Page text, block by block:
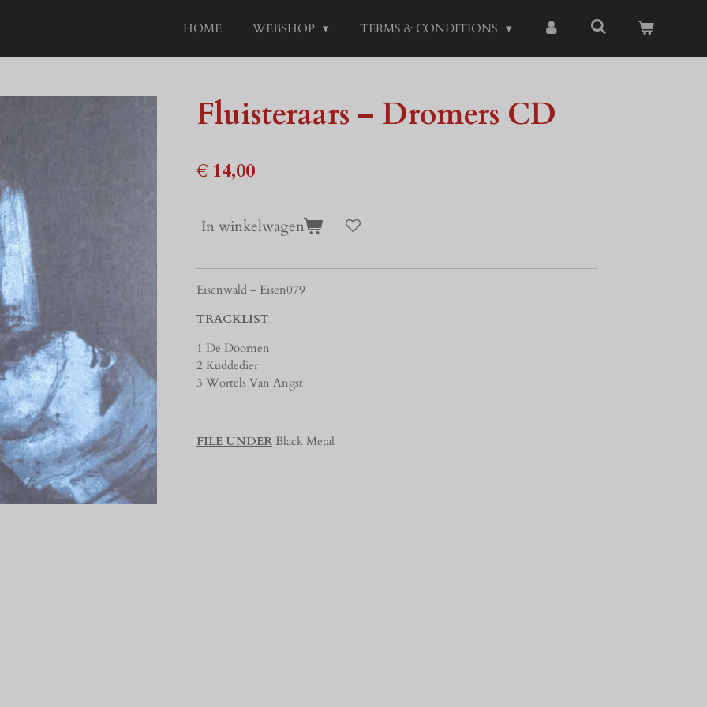
HOME WEBSHOP TERMS & CONDITIONS
Fluisteraars – Dromers CD
€ 14,00
In winkelwagen
Eisenwald – Eisen079
TRACKLIST
1 De Doornen
2 Kuddedier
3 Wortels Van Angst
FILE UNDER Black Metal